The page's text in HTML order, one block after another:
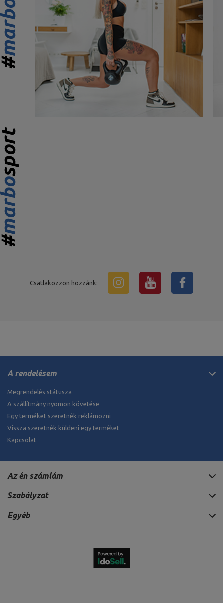
Csatlakozzon hozzánk:
A rendelésem
Megrendelés státusza
A szállítmány nyomon követése
Egy terméket szeretnék reklámozni
Vissza szeretnék küldeni egy terméket
Kapcsolat
Az én számlám
Szabályzat
Egyéb